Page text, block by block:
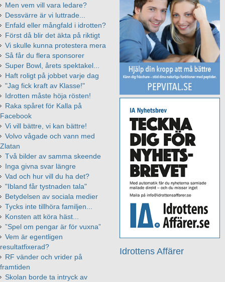
Idrottens Affärer
Men vem vill vara ledare?
Dessvärre är vi luttrade...
Enfald eller mångfald i idrotten?
Först då blir det äkta på riktigt
Vi skulle kunna protestera mera
Så får du flera sponsorer
Super Bowl, årets spektakel...
Haft roligt på jobbet varje dag
"Jag fick kraft av Klasse!"
Idrotten måste höja rösten!
Raka spåret för Kalla på
Facebook
Vi vill bättre, vi kan bättre!
Volvo vågade och vann med
Zlatan
Två bilder av samma skeende
Inga givna svar längre
Vad och hur vill du ha det?
"Ibland får tystnaden tala"
Betydelsen av sociala medier
Tycks inte tillhöra familjen...
Konsten att köra häst...
”Spel om pengar är för vuxna”
Vem är egentligen
resultatfixerad?
RF vänder och vrider på
framtiden
Skolan borde ta intryck av